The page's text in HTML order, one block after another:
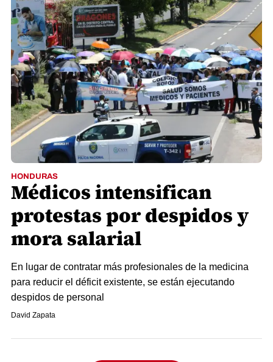
HONDURAS
Médicos intensifican
protestas por despidos y
mora salarial
En lugar de contratar más profesionales de la medicina
para reducir el déficit existente, se están ejecutando
despidos de personal
David Zapata